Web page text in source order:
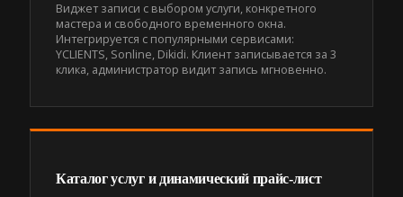
Виджет записи с выбором услуги, конкретного
мастера и свободного временного окна.
Интегрируется с популярными сервисами:
YCLIENTS, Sonline, Dikidi. Клиент записывается за 3
клика, администратор видит запись мгновенно.
Каталог услуг и динамический прайс-лист